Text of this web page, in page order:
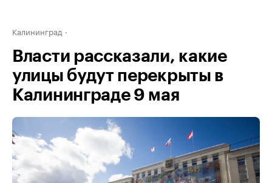
Калининград
Власти рассказали, какие
улицы будут перекрыты в
Калининграде 9 мая